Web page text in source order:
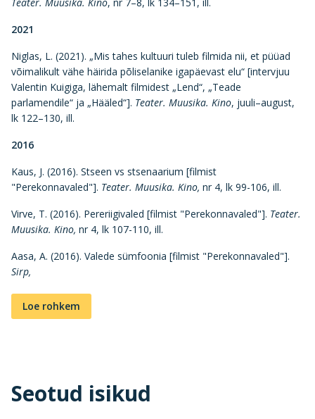
2021
Niglas, L. (2021). „Mis tahes kultuuri tuleb filmida nii, et püüad
võimalikult vähe häirida põliselanike igapäevast elu“ [intervjuu
Valentin Kuigiga, lähemalt filmidest „Lend“, „Teade
parlamendile“ ja „Hääled“]. Teater. Muusika. Kino, juuli–august,
lk 122–130, ill.
2016
Kaus, J. (2016). Stseen vs stsenaarium [filmist
"Perekonnavaled"]. Teater. Muusika. Kino, nr 4, lk 99-106, ill.
Virve, T. (2016). Pereriigivaled [filmist "Perekonnavaled"]. Teater.
Muusika. Kino, nr 4, lk 107-110, ill.
Aasa, A. (2016). Valede sümfoonia [filmist "Perekonnavaled"].
Sirp,
Loe rohkem
Seotud isikud